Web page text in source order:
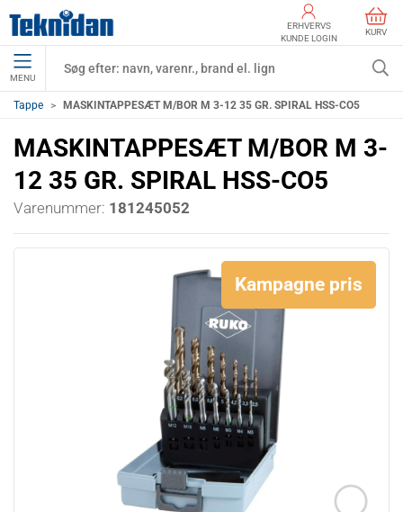
ERHVERVS
KUNDE LOGIN
KURV
MENU
Tappe MASKINTAPPESÆT M/BOR M 3-12 35 GR. SPIRAL HSS-CO5
MASKINTAPPESÆT M/BOR M 3-
12 35 GR. SPIRAL HSS-CO5
Varenummer: 181245052
Kampagne pris